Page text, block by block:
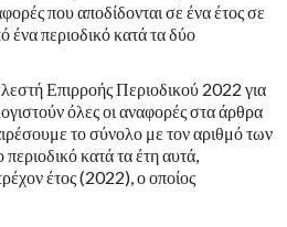
που αποδίδονται σε ένα έτος σε
περιοδικό κατά τα δύο
Επιρροής Περιοδικού 2022 για
όλες οι αναφορές στα άρθρα
το σύνολο με τον αριθμό των
κατά τα έτη αυτά,
έτος (2022), ο οποίος